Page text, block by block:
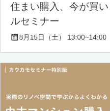
住まい購入、今が買
ルセミナー
8月15日（土） 13:00~14:00